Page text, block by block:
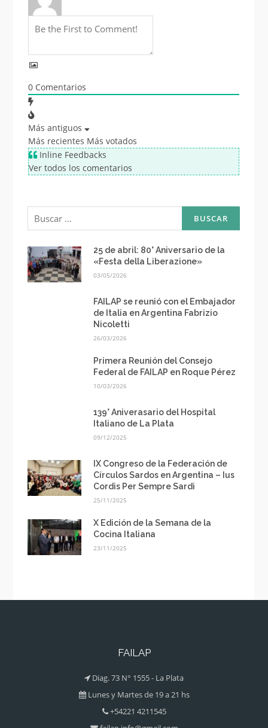
0Comentarios
Más antiguos
Más recientes Más votados
Inline Feedbacks
Ver todos los comentarios
Buscar:
25 de abril: 80° Aniversario de la
«Festa della Liberazione»
03/05/2026
FAILAP se reunió con el Embajador
de Italia en Argentina Fabrizio
Nicoletti
26/03/2026
Primera Reunión del Consejo
Federal de FAILAP en Roque Pérez
10/03/2026
139° Aniverasario del Hospital
Italiano de La Plata
09/12/2025
IX Congreso de la Federación de
Círculos Sardos en Argentina – Ius
Cordis Per Sempre Sardi
25/11/2025
X Edición de la Semana de la
Cocina Italiana
23/11/2025
FAILAP
Diag. 73 N° 1555 - La Plata
Lunes y Martes de 19 a 21 hs
+54221 4211545